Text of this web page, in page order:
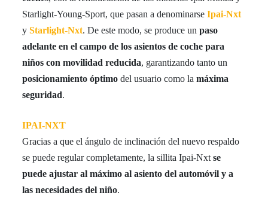
Starlight-Young-Sport, que pasan a denominarse Ipai-Nxt
yStarlight-Nxt. De este modo, se produce unpaso
adelante en el campo de los asientos de coche para
niños con movilidad reducida, garantizando tanto un
posicionamiento óptimo del usuario como lamáxima
seguridad.
IPAI-NXT
Gracias a que el ángulo de inclinación del nuevo respaldo
se puede regular completamente, la sillita Ipai-Nxtse
puede ajustar al máximo al asiento del automóvil y a
las necesidades del niño.